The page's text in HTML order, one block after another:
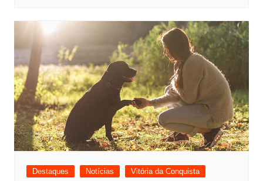
Destaques Notícias Vitória da Conquista